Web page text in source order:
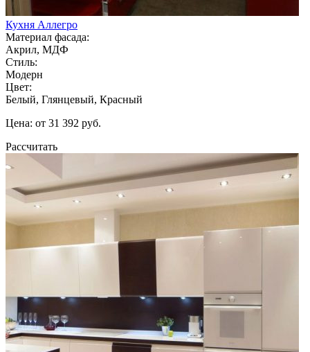
Кухня Аллегро
Материал фасада:
Акрил, МДФ
Стиль:
Модерн
Цвет:
Белый, Глянцевый, Красный
Цена: от 31 392 руб.
Рассчитать